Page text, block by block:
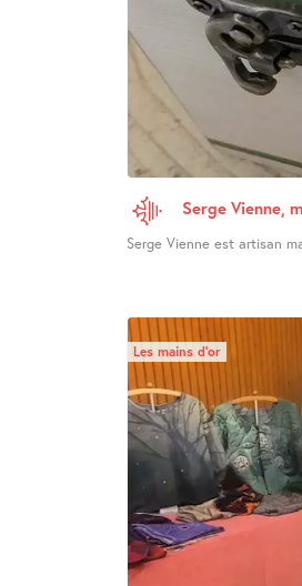
Serge Vienne,
Serge Vienne est artisan
Les mains d’or